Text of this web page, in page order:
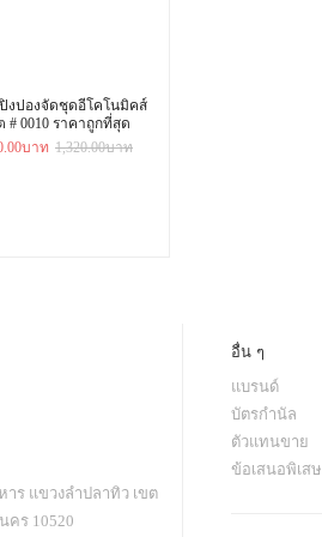
งปองจัดชุดอีโคโนมิคส์
# 0010 ราคาถูกที่สุด
บาท 1,320.00บาท
าร แขวงลำปลาทิว เขต
คร 10520
อื่น ๆ
แบรนด์
บัตรกำนัล
ตัวแทนขาย
ข้อเสนอพิเสษ